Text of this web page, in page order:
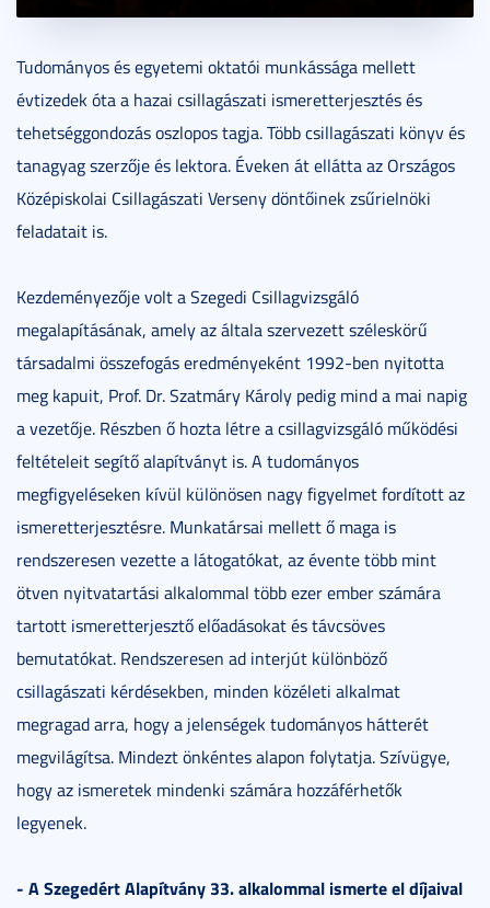
Tudományos és egyetemi oktatói munkássága mellett
évtizedek óta a hazai csillagászati ismeretterjesztés és
tehetséggondozás oszlopos tagja. Több csillagászati könyv és
tanagyag szerzője és lektora. Éveken át ellátta az Országos
Középiskolai Csillagászati Verseny döntőinek zsűrielnöki
feladatait is.
Kezdeményezője volt a Szegedi Csillagvizsgáló
megalapításának, amely az általa szervezett széleskörű
társadalmi összefogás eredményeként 1992-ben nyitotta
meg kapuit, Prof. Dr. Szatmáry Károly pedig mind a mai napig
a vezetője. Részben ő hozta létre a csillagvizsgáló működési
feltételeit segítő alapítványt is. A tudományos
megfigyeléseken kívül különösen nagy figyelmet fordított az
ismeretterjesztésre. Munkatársai mellett ő maga is
rendszeresen vezette a látogatókat, az évente több mint
ötven nyitvatartási alkalommal több ezer ember számára
tartott ismeretterjesztő előadásokat és távcsöves
bemutatókat. Rendszeresen ad interjút különböző
csillagászati kérdésekben, minden közéleti alkalmat
megragad arra, hogy a jelenségek tudományos hátterét
megvilágítsa. Mindezt önkéntes alapon folytatja. Szívügye,
hogy az ismeretek mindenki számára hozzáférhetők
legyenek.
- A Szegedért Alapítvány 33. alkalommal ismerte el díjaival